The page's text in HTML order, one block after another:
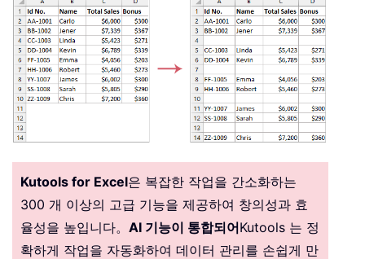
Kutools for Excel은 복잡한 작업을 간소화하는
300 개 이상의 고급 기능을 제공하여 창의성과 효
율성을 높입니다。 AI 기능이 통합되어Kutools 는 정
확하게 작업을 자동화하여 데이터 관리를 손쉽게 만